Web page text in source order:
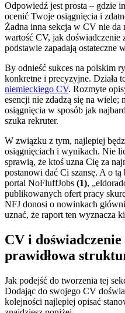
Odpowiedź jest prosta – gdzie
ocenić Twoje osiągnięcia i
Żadna inna sekcja w CV nie
wartość CV, jak doświadczenie
podstawie zapadają ostateczne
By odnieść sukces na polskim
konkretne i precyzyjne. Działa
niemieckiego CV. Rozmyte
esencji nie zdadzą się na wiele;
osiągnięcia w sposób jak
szuka rekruter.
W związku z tym, najlepiej
osiągnięciach i wynikach. Nie
sprawią, że ktoś uzna Cię za
postanowi dać Ci szansę. A o
portal NoFluffJobs (1),
publikowanych ofert pracy
NFJ donosi o nowinkach
uznać, że raport ten wyznacza
CV i doświadczenie
prawidłowa
Jak podejść do tworzenia tej
Dodając do swojego CV
kolejności najlepiej opisać